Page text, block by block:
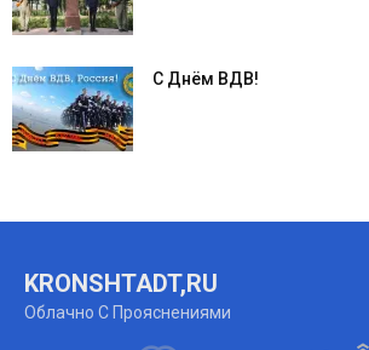
С Днём ВДВ!
KRONSHTADT,RU
Облачно С Прояснениями